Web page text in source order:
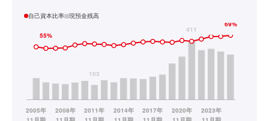
自己資本比率 現預金残高